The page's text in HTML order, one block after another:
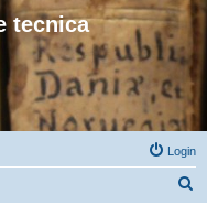
tecnica
Login